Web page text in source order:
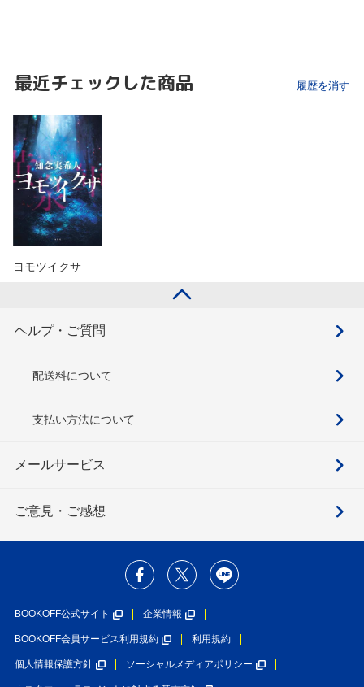
最近チェックした商品 履歴を消す
ヨモツイクサ
ヘルプ・ご質問
配送料について
支払い方法について
メールサービス
ご意見・ご感想
BOOKOFF公式サイト 企業情報
BOOKOFF会員サービス利用規約 利用規約
個人情報保護方針 ソーシャルメディアポリシー